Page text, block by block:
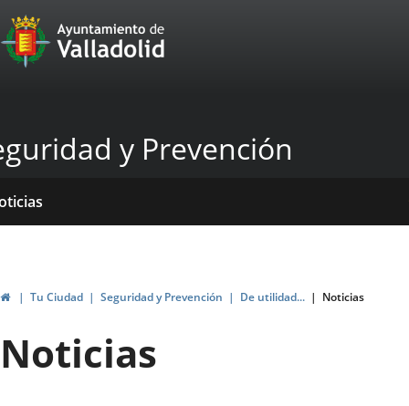
Portal
Web
Ayuntamiento
de
Valladolid
y Prevención
InicioTu Ciudad Seguridad y Prevención De utilidad... Noticias
Noticias